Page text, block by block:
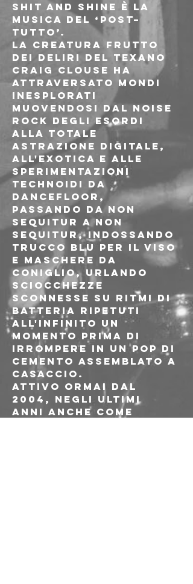
Shit and Shine è la
musica del ‘post–
tutto’.
La creatura frutto
dei deliri del texano
Craig Clouse ha
attraversato mondi
inesplorati
muovendosi dal noise
rock degli esordi
alla totale
astrazione digitale,
all'exotica e alle
sperimentazioni
technoidi da
dancefloor,
passando da non
sequitur a non
sequitur, indossando
trucco blu per il viso
e maschere da
coniglio, urlando
sciocchezze
sconnesse su ritmi di
batteria ripetuti
all'infinito un
momento prima di
irrompere in un pop di
cemento assemblato a
casaccio.
Attivo ormai dal
2004, negli ultimi
anni anche come